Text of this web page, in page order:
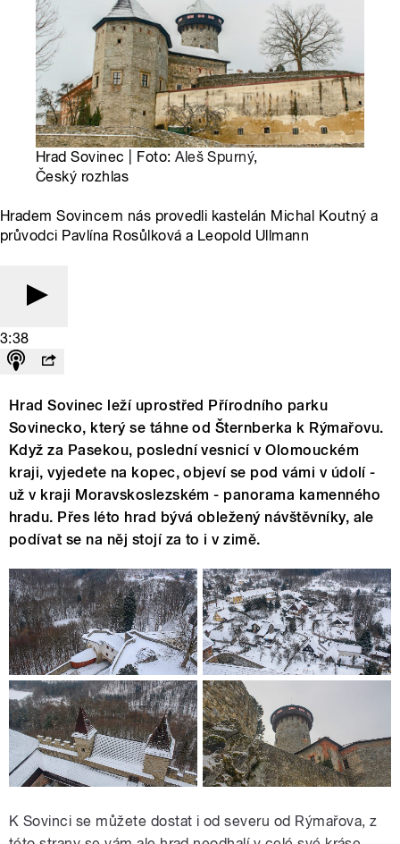
Hrad Sovinec | Foto:Aleš Spurný,
Český rozhlas
Hradem Sovincem nás provedli kastelán Michal Koutný a
průvodci Pavlína Rosůlková a Leopold Ullmann
3:38
Hrad Sovinec leží uprostřed Přírodního parku
Sovinecko, který se táhne od Šternberka k Rýmařovu.
Když za Pasekou, poslední vesnicí v Olomouckém
kraji, vyjedete na kopec, objeví se pod vámi v údolí -
už v kraji Moravskoslezském - panorama kamenného
hradu. Přes léto hrad bývá obležený návštěvníky, ale
podívat se na něj stojí za to i v zimě.
K Sovinci se můžete dostat i od severu od Rýmařova, z